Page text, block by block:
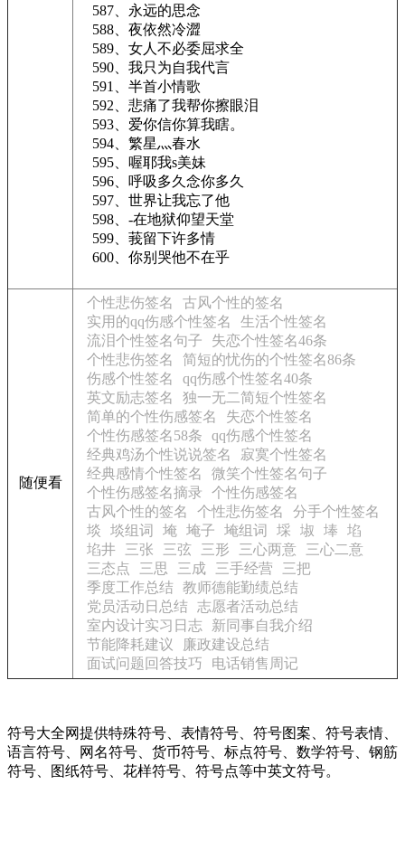
587、永远的思念
588、夜依然冷澀
589、女人不必委屈求全
590、我只为自我代言
591、半首小情歌
592、悲痛了我帮你擦眼泪
593、爱你信你算我瞎。
594、繁星灬春水
595、喔耶我s美妹
596、呼吸多久念你多久
597、世界让我忘了他
598、-在地狱仰望天堂
599、莪留下许多情
600、你别哭他不在乎
随便看
个性悲伤签名
古风个性的签名
实用的qq伤感个性签名
生活个性签名
流泪个性签名句子
失恋个性签名46条
个性悲伤签名
简短的忧伤的个性签名86条
伤感个性签名
qq伤感个性签名40条
英文励志签名
独一无二简短个性签名
简单的个性伤感签名
失恋个性签名
个性伤感签名58条
qq伤感个性签名
经典鸡汤个性说说签名
寂寞个性签名
经典感情个性签名
微笑个性签名句子
个性伤感签名摘录
个性伤感签名
古风个性的签名
个性悲伤签名
分手个性签名
埮
埮组词 埯 埯子 埯组词 埰 埱 埲
埳
埳井
三张 三弦 三形 三心两意
三心二意
三态点
三思 三成 三手经营
三把
季度工作总结 教师德能勤绩总结
党员活动日总结 志愿者活动总结
室内设计实习日志
新同事自我介绍
节能降耗建议
廉政建设总结
面试问题回答技巧
电话销售周记
符号大全网提供特殊符号、表情符号、符号图案、符号表情、
语言符号、网名符号、货币符号、标点符号、数学符号、钢筋
符号、图纸符号、花样符号、符号点等中英文符号。